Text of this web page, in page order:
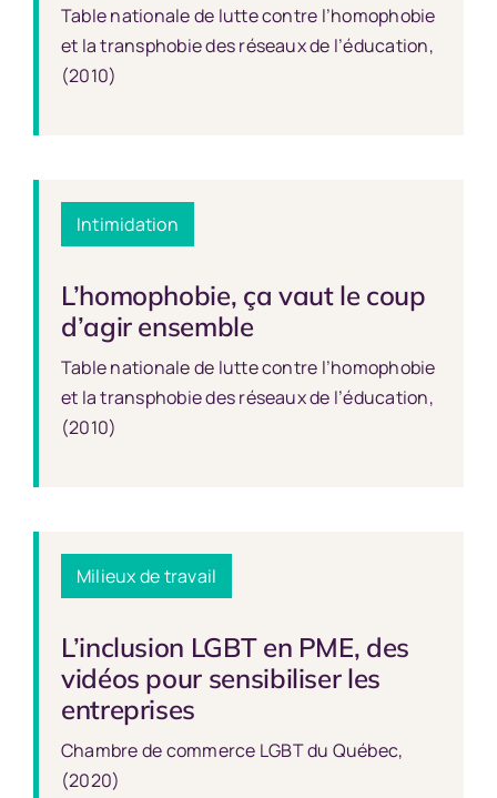
Table nationale de lutte contre l’homophobie
et la transphobie des réseaux de l’éducation,
(2010)
Intimidation
L’homophobie, ça vaut le coup
d’agir ensemble
Table nationale de lutte contre l’homophobie
et la transphobie des réseaux de l’éducation,
(2010)
Milieux de travail
L’inclusion LGBT en PME, des
vidéos pour sensibiliser les
entreprises
Chambre de commerce LGBT du Québec,
(2020)